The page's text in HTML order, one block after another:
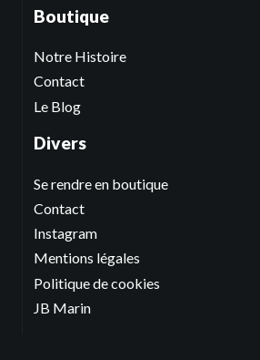
Boutique
Notre Histoire
Contact
Le Blog
Divers
Se rendre en boutique
Contact
Instagram
Mentions légales
Politique de cookies
JB Marin